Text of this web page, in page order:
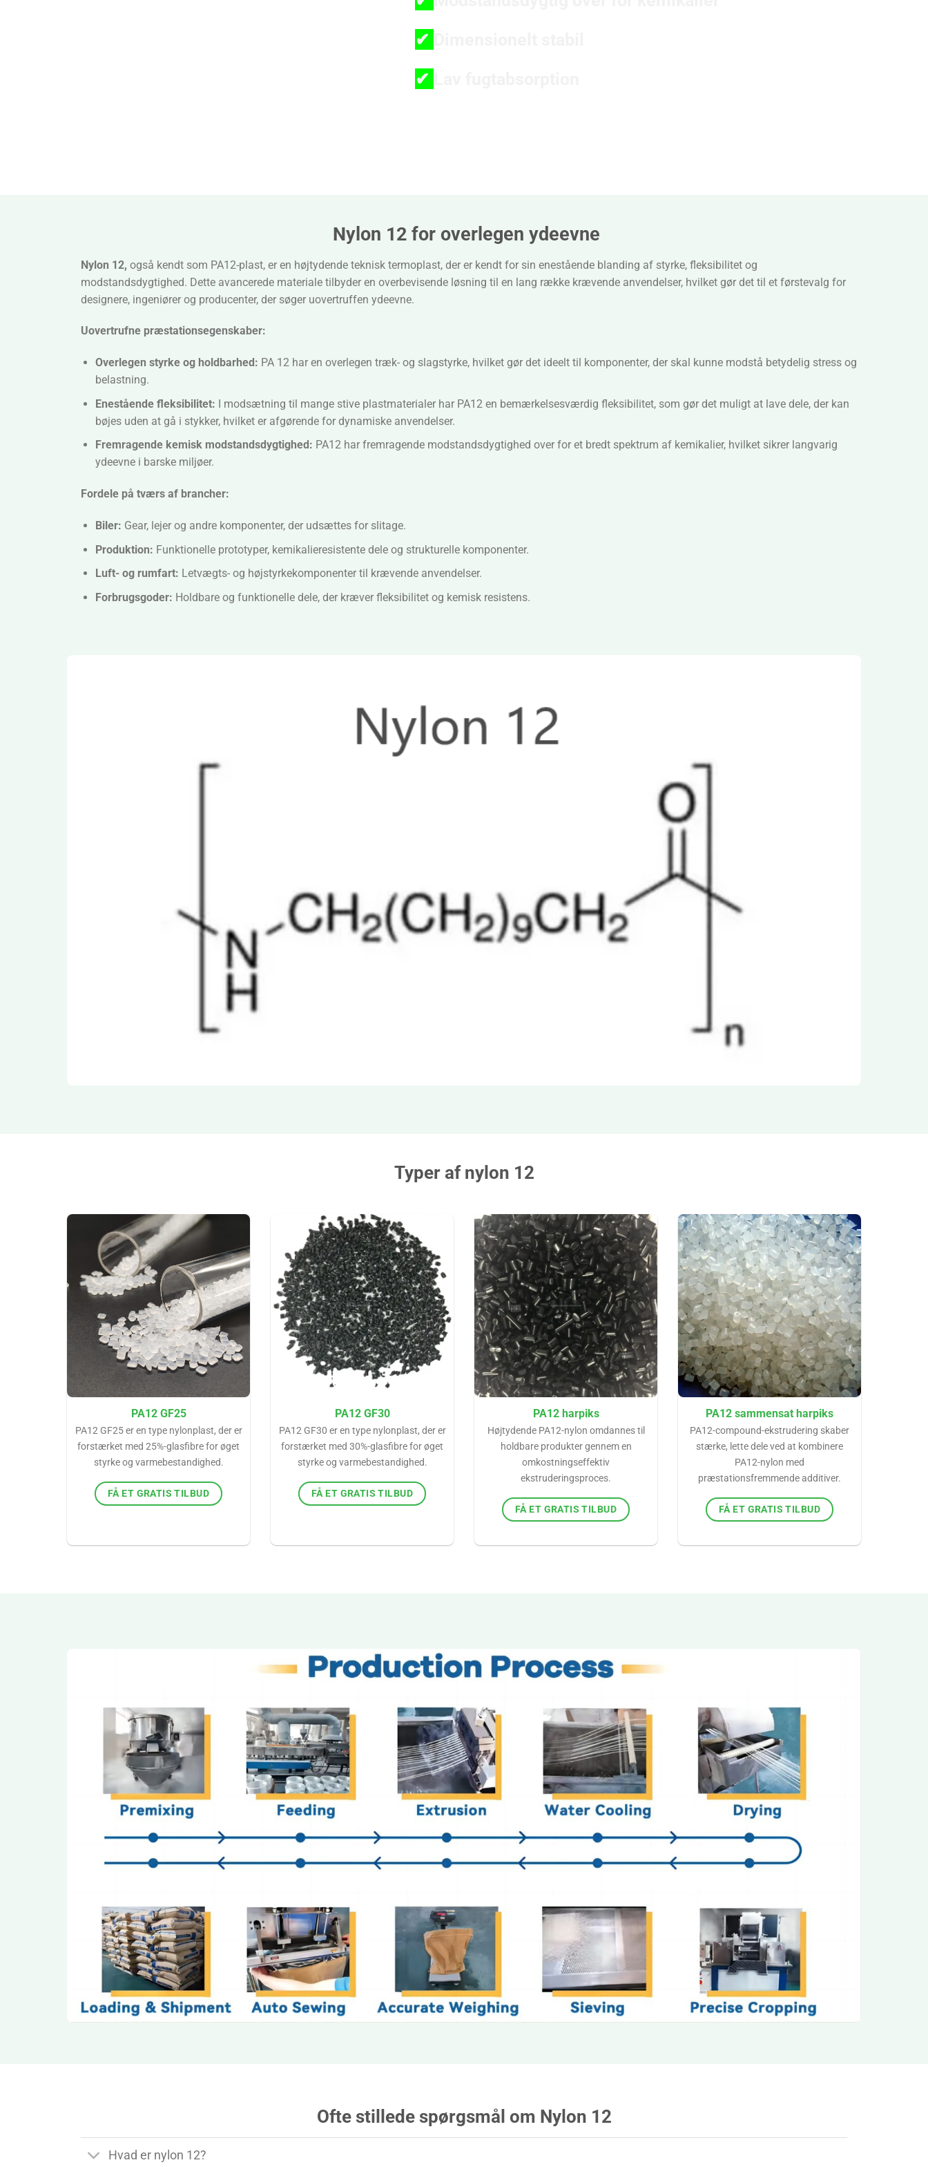
✔
✔
Nylon 12 for overlegen ydeevne
Nylon 12, også kendt som PA12-plast, er en højtydende teknisk termoplast, der er kendt for sin enestående blanding af styrke, fleksibilitet og
modstandsdygtighed. Dette avancerede materiale tilbyder en overbevisende løsning til en lang række krævende anvendelser, hvilket gør det til et førstevalg for
designere, ingeniører og producenter, der søger uovertruffen ydeevne.
Uovertrufne præstationsegenskaber:
Overlegen styrke og holdbarhed: PA 12 har en overlegen træk- og slagstyrke, hvilket gør det ideelt til komponenter, der skal kunne modstå betydelig stress og
belastning.
Enestående fleksibilitet: I modsætning til mange stive plastmaterialer har PA12 en bemærkelsesværdig fleksibilitet, som gør det muligt at lave dele, der kan
bøjes uden at gå i stykker, hvilket er afgørende for dynamiske anvendelser.
Fremragende kemisk modstandsdygtighed: PA12 har fremragende modstandsdygtighed over for et bredt spektrum af kemikalier, hvilket sikrer langvarig
ydeevne i barske miljøer.
Fordele på tværs af brancher:
Biler: Gear, lejer og andre komponenter, der udsættes for slitage.
Produktion: Funktionelle prototyper, kemikalieresistente dele og strukturelle komponenter.
Luft- og rumfart: Letvægts- og højstyrkekomponenter til krævende anvendelser.
Forbrugsgoder: Holdbare og funktionelle dele, der kræver fleksibilitet og kemisk resistens.
Typer af nylon 12
PA12 GF25
PA12 GF25 er en type nylonplast, der er
forstærket med 25%-glasfibre for øget
styrke og varmebestandighed.
FÅ ET GRATIS TILBUD
PA12 GF30
PA12 GF30 er en type nylonplast, der er
forstærket med 30%-glasfibre for øget
styrke og varmebestandighed.
FÅ ET GRATIS TILBUD
PA12 harpiks
Højtydende PA12-nylon omdannes til
holdbare produkter gennem en
omkostningseffektiv
ekstruderingsproces.
FÅ ET GRATIS TILBUD
PA12 sammensat harpiks
PA12-compound-ekstrudering skaber
stærke, lette dele ved at kombinere
PA12-nylon med
præstationsfremmende additiver.
FÅ ET GRATIS TILBUD
Ofte stillede spørgsmål om Nylon 12
Hvad er nylon 12?